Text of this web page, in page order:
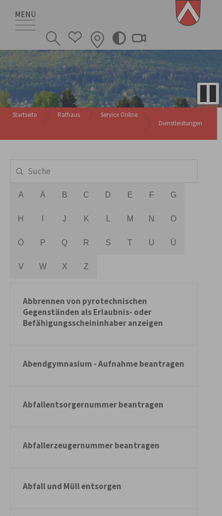
MENÜ
Startseite Rathaus
Service Online
Dienstleistungen
A Ä B C D E F G
H J K M N O
Ö P Q R S T U Ü
V W X Z
Abbrennen von pyrotechnischen
Gegenständen als Erlaubnis- oder
Befähigungsscheininhaber anzeigen
Abendgymnasium - Aufnahme beantragen
Abfallentsorgernummer beantragen
Abfallerzeugernummer beantragen
Abfall und Müll entsorgen